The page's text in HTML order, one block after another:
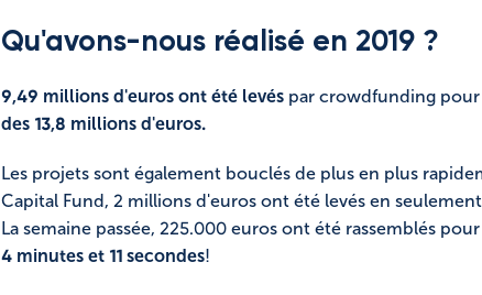
Qu'avons-nous réalisé en 2019 ?
9,49 millions d'euros ont été levés par crowdfunding pour
des 13,8 millions d'euros.
Les projets sont également bouclés de plus en plus
Capital Fund, 2 millions d'euros ont été levés en seulement
La semaine passée, 225.000 euros ont été rassemblés
4 minutes et 11 secondes!